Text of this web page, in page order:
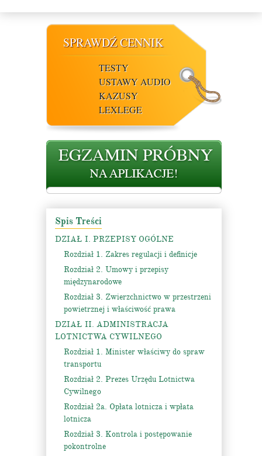
SPRAWDŹ CENNIK
TESTY
USTAWY AUDIO
KAZUSY
LEXLEGE
Spis Treści
DZIAŁ I. PRZEPISY OGÓLNE
Rozdział 1. Zakres regulacji i definicje
Rozdział 2. Umowy i przepisy
międzynarodowe
Rozdział 3. Zwierzchnictwo w przestrzeni
powietrznej i właściwość prawa
DZIAŁ II. ADMINISTRACJA
LOTNICTWA CYWILNEGO
Rozdział 1. Minister właściwy do spraw
transportu
Rozdział 2. Prezes Urzędu Lotnictwa
Cywilnego
Rozdział 2a. Opłata lotnicza i wpłata
lotnicza
Rozdział 3. Kontrola i postępowanie
pokontrolne